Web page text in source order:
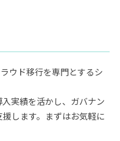
ウド移行を専門とするシ
実績を活かし、ガバナン
します。まずはお気軽に